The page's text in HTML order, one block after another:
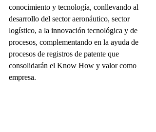
conocimiento y tecnología, conllevando al
desarrollo del sector aeronáutico, sector
logístico, a la innovación tecnológica y de
procesos, complementando en la ayuda de
procesos de registros de patente que
consolidarán el Know How y valor como
empresa.